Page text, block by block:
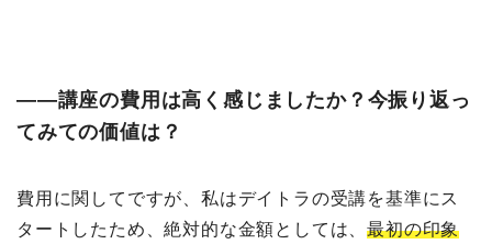
――講座の費用は高く感じましたか？今振り返っ
てみての価値は？
費用に関してですが、私はデイトラの受講を基準にス
タートしたため、絶対的な金額としては、最初の印象